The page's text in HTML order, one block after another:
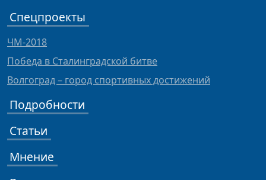
Спецпроекты
ЧМ-2018
Победа в Сталинградской битве
Волгоград – город спортивных достижений
Подробности
Статьи
Мнение